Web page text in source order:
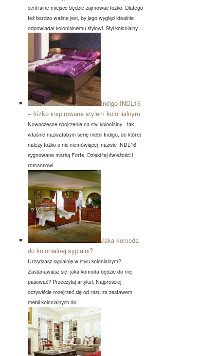
centralne miejsce będzie zajmować łóżko. Dlatego
też bardzo ważne jest, by jego wygląd idealnie
odpowiadał kolonialnemu stylowi. Styl kolonialny ...
Indigo INDL16
– łóżko inspirowane stylem kolonialnym
Nowoczesne spojrzenie na styl kolonialny - tak
właśnie nazwałabym serię mebli Indigo, do której
należy łóżko o nic niemówiącej nazwie INDL16,
sygnowane marką Forte. Dzięki tej świeżości i
romansowi...
Jaka komoda
do kolonialnej sypialni?
Urządzasz sypialnię w stylu kolonialnym?
Zastanawiasz się, jaka komoda będzie do niej
pasować? Przeczytaj artykuł. Najprościej
oczywiście rozejrzeć się od razu za zestawem
mebli kolonialnych do...